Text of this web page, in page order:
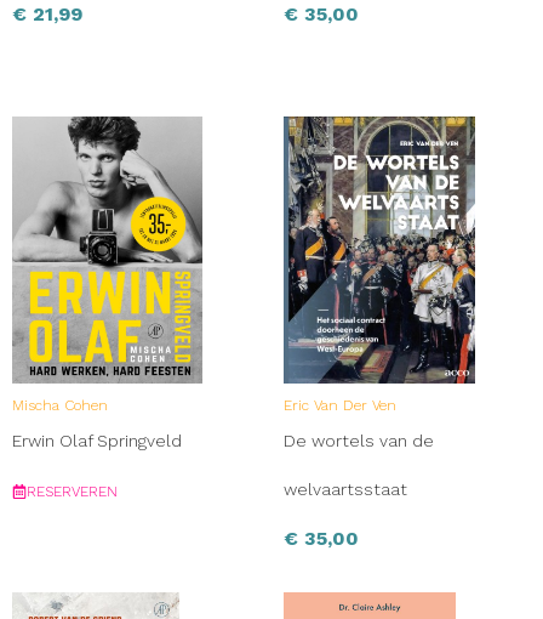
€ 21,99 € 35,00
Mischa Cohen
Erwin Olaf Springveld
RESERVEREN
Eric Van Der Ven
De wortels van de
welvaartsstaat
€ 35,00